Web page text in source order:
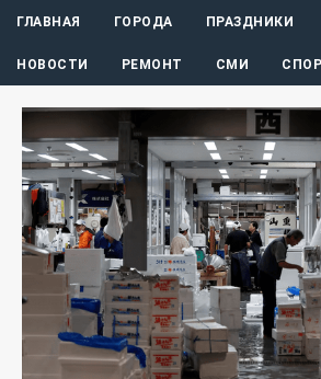
ГЛАВНАЯ ГОРОДА ПРАЗДНИКИ
НОВОСТИ РЕМОНТ СМИ